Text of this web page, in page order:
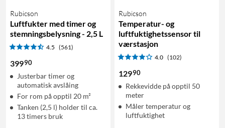
Rubicson
Luftfukter med timer og
stemningsbelysning - 2,5 L
4.5 (561)
39990
Justerbar timer og
automatisk avslåing
For rom på opptil 20 m²
Tanken (2,5 l) holder til ca.
13 timers bruk
Rubicson
Temperatur- og
luftfuktighetssensor til
værstasjon
4.0 (102)
12990
Rekkevidde på opptil 50
meter
Måler temperatur og
luftfuktighet